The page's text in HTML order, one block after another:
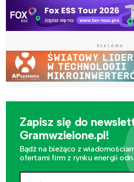
REKLAMA
Zapisz się do
Gramwzielone.pl!
Bądź na bieżąco z
ofertami firm z rynku energii